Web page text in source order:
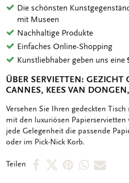
Die schönsten
mit Museen
Nachhaltige Produkte
Einfaches Online-Shopping
Kunstliebhaber geben uns eine
ÜBER SERVIETTEN: GEZICHT
CANNES, KEES VAN
OMSCHRIJVING
Versehen Sie Ihren gedeckten
mit den luxuriösen Papierservietten
jede Gelegenheit die passende
oder im Pick-Nick Korb.
Teilen
Per Per Per PerPer